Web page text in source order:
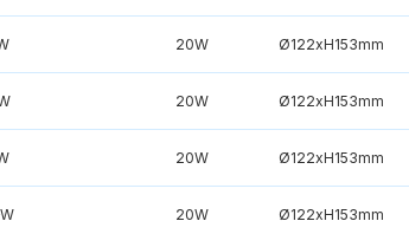
20W Ø122xH153mm
20W Ø122xH153mm
20W Ø122xH153mm
20W Ø122xH153mm